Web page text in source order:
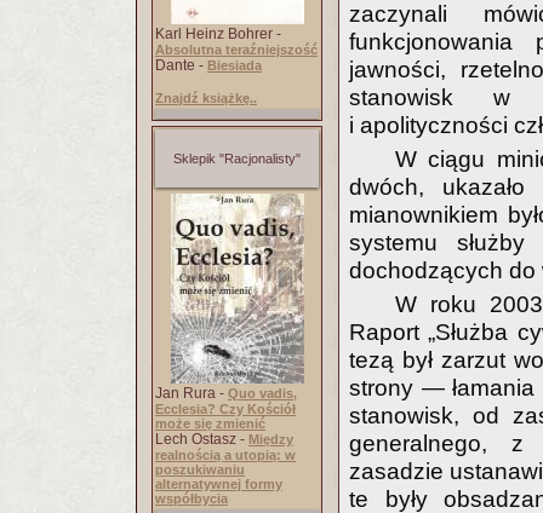
Karl Heinz Bohrer -
Absolutna teraźniejszość
Dante - Biesiada
Znajdź książkę..
Sklepik "Racjonalisty"
Jan Rura - Quo vadis,
Ecclesia? Czy Kościół
może się zmienić
Lech Ostasz - Między
realnością a utopią: w
poszukiwaniu
alternatywnej formy
współbycia
zaczynali
funkcjonowania
jawności,
stanowisk w
i apolityczności
W ciągu
dwóch,
mianownikiem
systemu
dochodzących do
W roku
Raport „Służba
tezą był zarzut
strony — łamania
stanowisk, od
generalnego, z
zasadzie
te były